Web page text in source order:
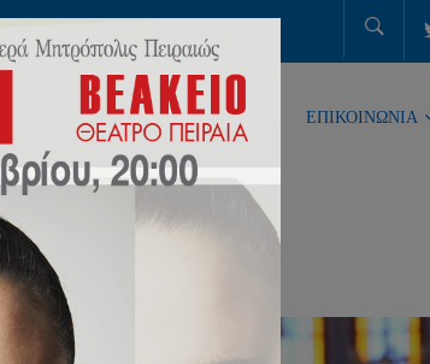
Μ.Μ.Ε ΝΕΟΤΗΤΑ ΕΠΙΚΟΙΝΩΝΙΑ